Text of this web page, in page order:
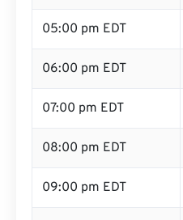
05:00 pm EDT
06:00 pm EDT
07:00 pm EDT
08:00 pm EDT
09:00 pm EDT